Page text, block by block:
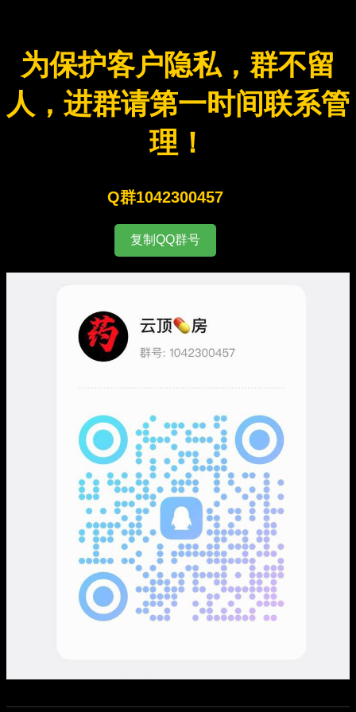
为保护客户隐私，群不留
人，进群请第一时间联系管
理！
Q群1042300457
复制QQ群号